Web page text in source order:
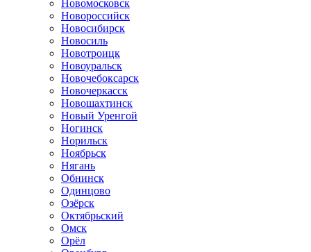
Новомосковск
Новороссийск
Новосибирск
Новосиль
Новотроицк
Новоуральск
Новочебоксарск
Новочеркасск
Новошахтинск
Новый Уренгой
Ногинск
Норильск
Ноябрьск
Нягань
Обнинск
Одинцово
Озёрск
Октябрьский
Омск
Орёл